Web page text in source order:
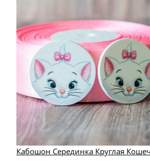
Кабошон Серединка Круглая